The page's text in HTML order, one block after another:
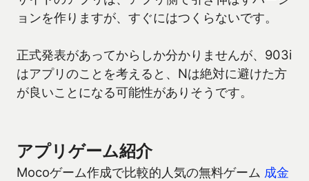
ョンを作りますが、すぐにはつくらないです。
正式発表があってからしか分かりませんが、903i
はアプリのことを考えると、Nは絶対に避けた方
が良いことになる可能性がありそうです。
アプリゲーム紹介
Mocoゲーム作成で比較的人気の無料ゲーム 成金